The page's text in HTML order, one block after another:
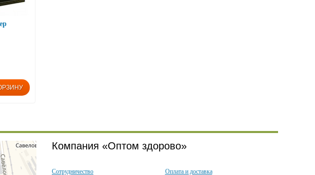
Компания «Оптом здорово»
Сотрудничество Оплата и доставка